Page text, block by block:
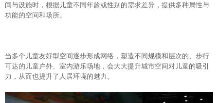
间与设施时，根据儿童不同年龄或性别的需求差异，提供多种属性与
功能的空间和场所。
当多个儿童友好型空间逐步形成网络，塑造不同规模和层次的、步行
可达的儿童户外、室内游乐场地，会大大提升城市空间对儿童的吸引
力，从而也提升了人居环境的魅力。